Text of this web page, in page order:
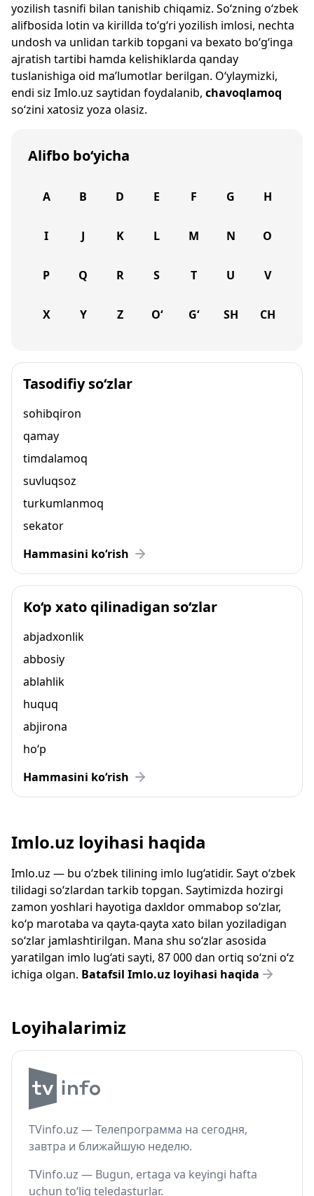
yozilish tasnifi bilan tanishib chiqamiz. So‘zning o‘zbek
alifbosida lotin va kirillda to‘g‘ri yozilish imlosi, nechta
undosh va unlidan tarkib topgani va bexato bo‘g‘inga
ajratish tartibi hamda kelishiklarda qanday
tuslanishiga oid ma’lumotlar berilgan. O‘ylaymizki,
endi siz Imlo.uz saytidan foydalanib, chavoqlamoq
so‘zini xatosiz yoza olasiz.
Alifbo bo‘yicha
A B D E F G H
I J K L M N O
P Q R S T U V
X Y Z O‘ G‘ SH CH
Tasodifiy so‘zlar
sohibqiron
qamay
timdalamoq
suvluqsoz
turkumlanmoq
sekator
Hammasini ko‘rish
Ko‘p xato qilinadigan so‘zlar
abjadxonlik
abbosiy
ablahlik
huquq
abjirona
ho‘p
Hammasini ko‘rish
Imlo.uz loyihasi haqida
Imlo.uz — bu o‘zbek tilining imlo lug‘atidir. Sayt o‘zbek
tilidagi so‘zlardan tarkib topgan. Saytimizda hozirgi
zamon yoshlari hayotiga daxldor ommabop so‘zlar,
ko‘p marotaba va qayta-qayta xato bilan yoziladigan
so‘zlar jamlashtirilgan. Mana shu so‘zlar asosida
yaratilgan imlo lug‘ati sayti, 87 000 dan ortiq so‘zni o‘z
ichiga olgan. Batafsil Imlo.uz loyihasi haqida
Loyihalarimiz
TVinfo.uz — Телепрограмма на сегодня,
завтра и ближайшую неделю.
TVinfo.uz — Bugun, ertaga va keyingi hafta
uchun to‘liq teledasturlar.